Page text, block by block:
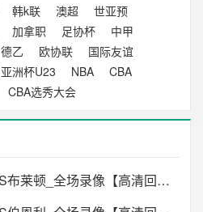
韩k联 澳超
世亚预
加拿职 足协杯
中甲
德乙 欧协联
国际友谊
亚洲杯U23 NBA
CBA
CBA选秀大会
2026年05月24日 曼联VS布莱顿_全场录像【高清回放】